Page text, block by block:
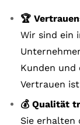
🏆
Wir sind ein
Kunden und
Vertrauen
💰 Qualität
Sie erhalten